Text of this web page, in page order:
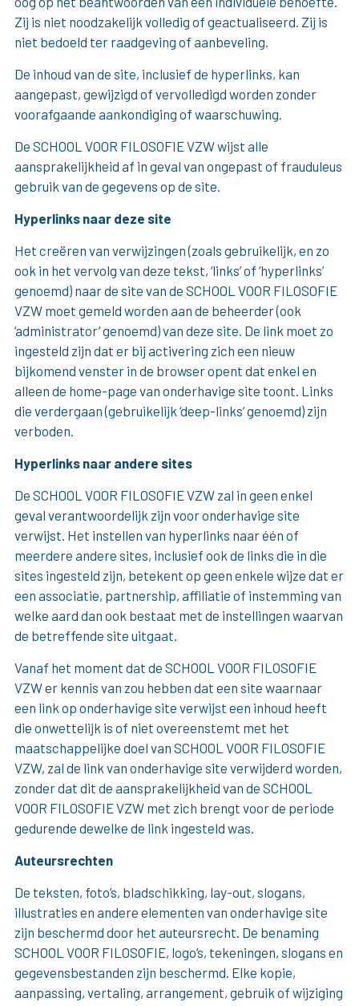
Zij is niet noodzakelijk volledig of geactualiseerd. Zij is
niet bedoeld ter raadgeving of aanbeveling.
De inhoud van de site, inclusief de hyperlinks, kan
aangepast, gewijzigd of vervolledigd worden zonder
voorafgaande aankondiging of waarschuwing.
De SCHOOL VOOR FILOSOFIE VZW wijst alle
aansprakelijkheid af in geval van ongepast of frauduleus
gebruik van de gegevens op de site.
Hyperlinks naar deze site
Het creëren van verwijzingen (zoals gebruikelijk, en zo
ook in het vervolg van deze tekst, ‘links’ of ‘hyperlinks’
genoemd) naar de site van de SCHOOL VOOR FILOSOFIE
VZW moet gemeld worden aan de beheerder (ook
‘administrator’ genoemd) van deze site. De link moet zo
ingesteld zijn dat er bij activering zich een nieuw
bijkomend venster in de browser opent dat enkel en
alleen de home-page van onderhavige site toont. Links
die verdergaan (gebruikelijk ‘deep-links’ genoemd) zijn
verboden.
Hyperlinks naar andere sites
De SCHOOL VOOR FILOSOFIE VZW zal in geen enkel
geval verantwoordelijk zijn voor onderhavige site
verwijst. Het instellen van hyperlinks naar één of
meerdere andere sites, inclusief ook de links die in die
sites ingesteld zijn, betekent op geen enkele wijze dat er
een associatie, partnership, affiliatie of instemming van
welke aard dan ook bestaat met de instellingen waarvan
de betreffende site uitgaat.
Vanaf het moment dat de SCHOOL VOOR FILOSOFIE
VZW er kennis van zou hebben dat een site waarnaar
een link op onderhavige site verwijst een inhoud heeft
die onwettelijk is of niet overeenstemt met het
maatschappelijke doel van SCHOOL VOOR FILOSOFIE
VZW, zal de link van onderhavige site verwijderd worden,
zonder dat dit de aansprakelijkheid van de SCHOOL
VOOR FILOSOFIE VZW met zich brengt voor de periode
gedurende dewelke de link ingesteld was.
Auteursrechten
De teksten, foto’s, bladschikking, lay-out, slogans,
illustraties en andere elementen van onderhavige site
zijn beschermd door het auteursrecht. De benaming
SCHOOL VOOR FILOSOFIE, logo’s, tekeningen, slogans en
gegevensbestanden zijn beschermd. Elke kopie,
aanpassing, vertaling, arrangement, gebruik of wijziging